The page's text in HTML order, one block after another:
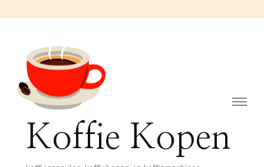
Koffie Kopen